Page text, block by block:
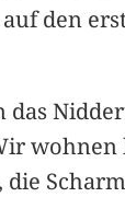
den
das
die